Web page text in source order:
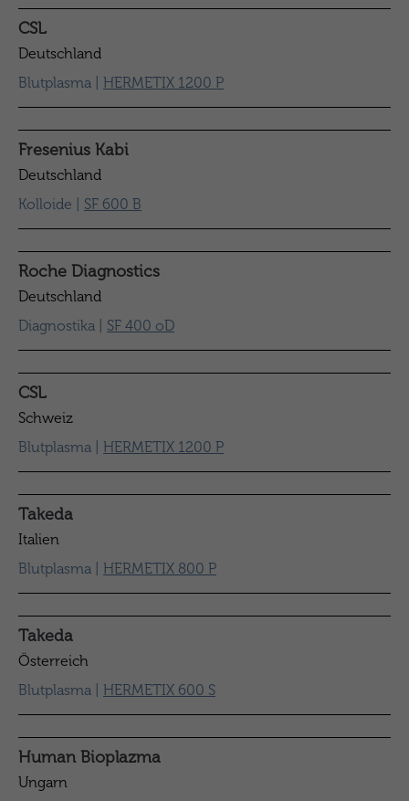
CSL
Deutschland
Blutplasma | HERMETIX 1200 P
Fresenius Kabi
Deutschland
Kolloide | SF 600 B
Roche Diagnostics
Deutschland
Diagnostika | SF 400 oD
CSL
Schweiz
Blutplasma | HERMETIX 1200 P
Takeda
Italien
Blutplasma | HERMETIX 800 P
Takeda
Österreich
Blutplasma | HERMETIX 600 S
Human Bioplazma
Ungarn